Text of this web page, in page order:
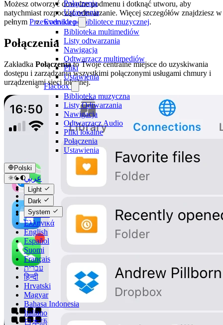
Połączenia
Ustawienia
Evervideo
Biblioteka multimediów
Listy odtwarzania
Nawigacja
Odtwarzacz multimediów
Pliki
Ustawienia
Flacbox
Biblioteka muzyczna
Listy Odtwarzania
Nawigacja
Odtwarzacz Audio
Pliki lokalne
Połączenia
Ustawienia
Polski
عربي
Català
Čeština
Dansk
Deutsch
Ελληνικά
English
Español
Suomi
Français
עברית
हिन्दी
Hrvatski
Magyar
Bahasa Indonesia
Italiano
日本語
Light
Dark
System
Możesz otworzyć dowolne podmenu i dotknąć utworu, aby
natychmiast rozpocząć odtwarzanie. Więcej szczegółów znajdziesz w
pełnym Przewodniku po bibliotece muzycznej.
Połączenia
Zakładka Połączeniato Twoje centralne miejsce do uzyskiwania
dostępu i zarządzania wszystkimi połączonymi usługami chmury i
urządzeniami sieci lokalnej.